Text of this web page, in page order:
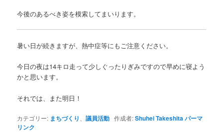
今後のあるべき姿を模索してまいります。
暑い日が続きますが、熱中症等にもご注意ください。
今日の夜は14キロ走って少しぐったりぎみですので早めに寝よう
かと思います。
それでは、また明日！
カテゴリー: まちづくり 、議員活動 作成者:Shuhei Takeshitaパーマ
リンク